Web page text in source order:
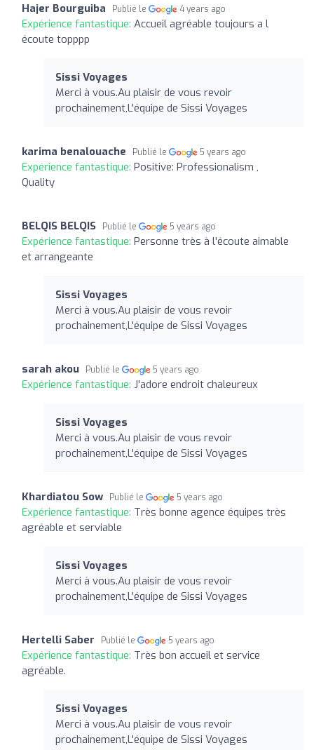
Hajer Bourguiba Publié le 4 years ago
Expérience fantastique: Accueil agréable toujours a l
écoute topppp
Sissi Voyages
Merci à vous.Au plaisir de vous revoir
prochainement,L'équipe de Sissi Voyages
karima benalouache Publié le 5 years ago
Expérience fantastique: Positive: Professionalism ,
Quality
BELQIS BELQIS Publié le 5 years ago
Expérience fantastique: Personne très à l'écoute aimable
et arrangeante
Sissi Voyages
Merci à vous.Au plaisir de vous revoir
prochainement,L'équipe de Sissi Voyages
sarah akou Publié le 5 years ago
Expérience fantastique: J'adore endroit chaleureux
Sissi Voyages
Merci à vous.Au plaisir de vous revoir
prochainement,L'équipe de Sissi Voyages
Khardiatou Sow Publié le 5 years ago
Expérience fantastique: Très bonne agence équipes très
agréable et serviable
Sissi Voyages
Merci à vous.Au plaisir de vous revoir
prochainement,L'équipe de Sissi Voyages
Hertelli Saber Publié le 5 years ago
Expérience fantastique: Très bon accueil et service
agréable.
Sissi Voyages
Merci à vous.Au plaisir de vous revoir
prochainement,L'équipe de Sissi Voyages